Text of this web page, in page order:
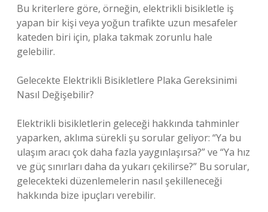
Bu kriterlere göre, örneğin, elektrikli bisikletle iş
yapan bir kişi veya yoğun trafikte uzun mesafeler
kateden biri için, plaka takmak zorunlu hale
gelebilir.
Gelecekte Elektrikli Bisikletlere Plaka Gereksinimi
Nasıl Değişebilir?
Elektrikli bisikletlerin geleceği hakkında tahminler
yaparken, aklıma sürekli şu sorular geliyor: “Ya bu
ulaşım aracı çok daha fazla yaygınlaşırsa?” ve “Ya hız
ve güç sınırları daha da yukarı çekilirse?” Bu sorular,
gelecekteki düzenlemelerin nasıl şekilleneceği
hakkında bize ipuçları verebilir.